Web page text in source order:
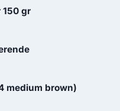
150 gr
medium brown)